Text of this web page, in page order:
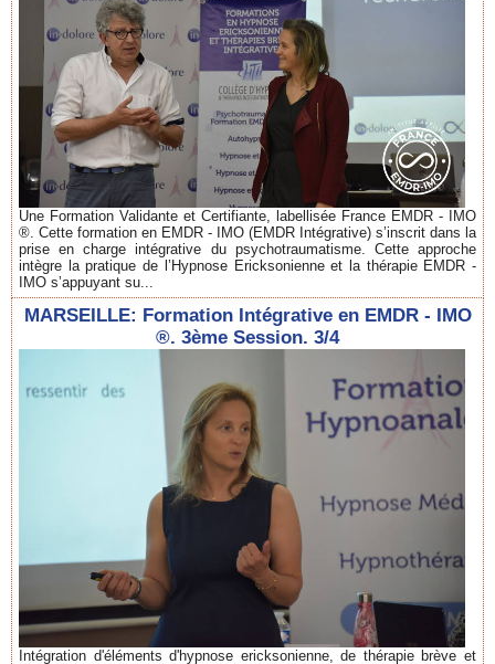
Une Formation Validante et Certifiante, labellisée France EMDR - IMO
®. Cette formation en EMDR - IMO (EMDR Intégrative) s’inscrit dans la
prise en charge intégrative du psychotraumatisme. Cette approche
intègre la pratique de l’Hypnose Ericksonienne et la thérapie EMDR -
IMO s’appuyant su...
MARSEILLE: Formation Intégrative en EMDR - IMO
®. 3ème Session. 3/4
Intégration d'éléments d'hypnose ericksonienne, de thérapie brève et